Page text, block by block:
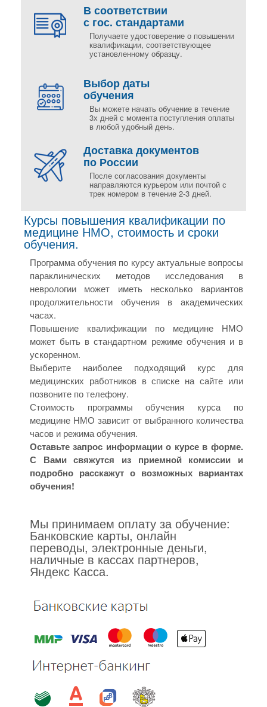
В соответствии
с гос. стандартами
Получаете удостоверение о повышении
квалификации, соответствующее
установленному образцу.
Выбор даты
обучения
Вы можете начать обучение в течение
3х дней с момента поступления оплаты
в любой удобный день.
Доставка документов
по России
После согласования документы
направляются курьером или почтой с
трек номером в течение 2-3 дней.
Курсы повышения квалификации по
медицине НМО, стоимость и сроки
обучения.
Программа обучения по курсу актуальные вопросы
параклинических методов исследования в
неврологии может иметь несколько вариантов
продолжительности обучения в академических
часах.
Повышение квалификации по медицине НМО
может быть в стандартном режиме обучения и в
ускоренном.
Выберите наиболее подходящий курс для
медицинских работников в списке на сайте или
позвоните по телефону.
Стоимость программы обучения курса по
медицине НМО зависит от выбранного количества
часов и режима обучения.
Оставьте запрос информации о курсе в форме.
С Вами свяжутся из приемной комиссии и
подробно расскажут о возможных вариантах
обучения!
Мы принимаем оплату за обучение:
Банковские карты, онлайн
переводы, электронные деньги,
наличные в кассах партнеров,
Яндекс Касса.